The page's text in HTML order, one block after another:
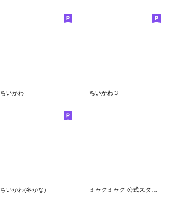
ちいかわ ちいかわ３
ちいかわ(冬かな)